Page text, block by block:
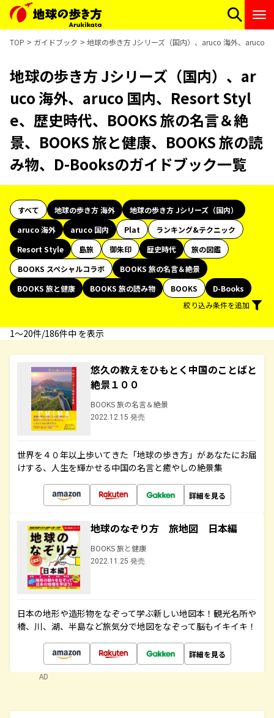
TOP ガイドブック 地球の歩き方 Jシリーズ（国内）、aruco 海外、aruco
地球の歩き方 Jシリーズ（国内）、ar
uco 海外、aruco 国内、Resort Styl
e、歴史時代、BOOKS 旅の名言＆絶
景、BOOKS 旅と健康、BOOKS 旅の読
み物、D-Booksのガイドブック一覧
すべて 地球の歩き方 海外
地球の歩き方 Jシリーズ（国内）
aruco 海外
aruco 国内 Plat
ランキング&テクニック
Resort Style
島旅 御朱印 歴史時代
旅の図鑑
BOOKS スペシャルコラボ
BOOKS 旅の名言＆絶景
BOOKS 旅と健康
BOOKS 旅の読み物 BOOKS
D-Books
絞り込み条件を追加
1〜20件/186件中 を表示
悠久の教えをひもとく中国のことばと
絶景１００
BOOKS 旅の名言＆絶景
2022.12.15 発売
世界を４０年以上歩いてきた「地球の歩き方」があなたにお届
けする、人生を輝かせる中国の名言と癒やしの絶景集
詳細を見る
地球のなぞり方 旅地図 日本編
BOOKS 旅と健康
2022.11.25 発売
日本の地形や造形物をなぞって学ぶ新しい地図本！観光名所や
橋、川、湖、半島など旅気分で地図をなぞって脳もイキイキ！
詳細を見る
AD